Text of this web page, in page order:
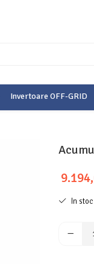
Invertoare OFF-GRID
In stoc